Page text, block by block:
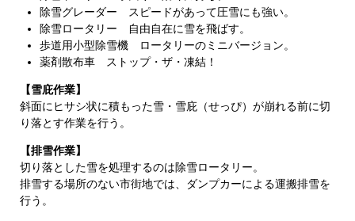
除雪グレーダー スピードがあって圧雪にも強い。
除雪ロータリー 自由自在に雪を飛ばす。
歩道用小型除雪機 ロータリーのミニバージョン。
薬剤散布車 ストップ・ザ・凍結！
【雪庇作業】
斜面にヒサシ状に積もった雪・雪庇（せっぴ）が崩れる前に切
り落とす作業を行う。
【排雪作業】
切り落とした雪を処理するのは除雪ロータリー。
排雪する場所のない市街地では、ダンプカーによる運搬排雪を
行う。